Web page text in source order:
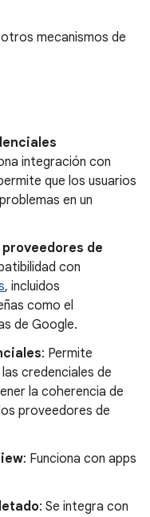
mecanismos de
integración con
que los usuarios
en un
de
con
, incluidos
como el
de Google.
: Permite
credenciales de
la coherencia de
proveedores de
: Funciona con apps
: Se integra con